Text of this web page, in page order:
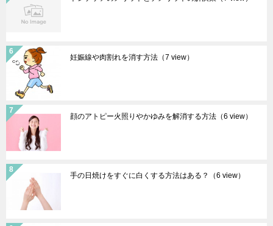
妊娠線や肉割れを消す方法 （7 view）
顔のアトピー火照りやかゆみを解消する方法 （6 view）
手の日焼けをすぐに白くする方法はある？ （6 view）